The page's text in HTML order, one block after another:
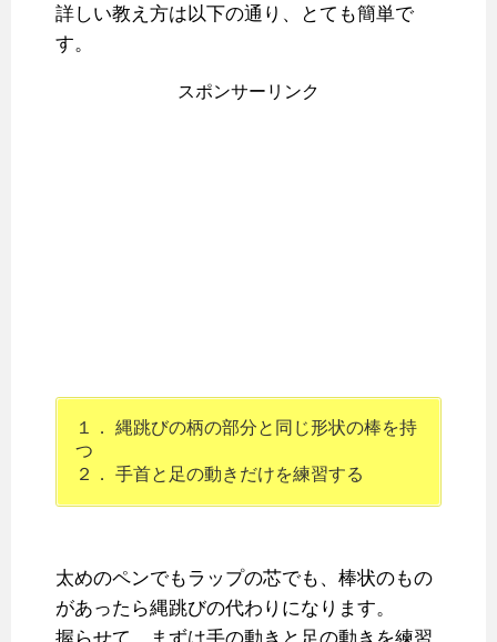
詳しい教え方は以下の通り、とても簡単で
す。
スポンサーリンク
１． 縄跳びの柄の部分と同じ形状の棒を持
つ
２． 手首と足の動きだけを練習する
太めのペンでもラップの芯でも、棒状のもの
があったら縄跳びの代わりになります。